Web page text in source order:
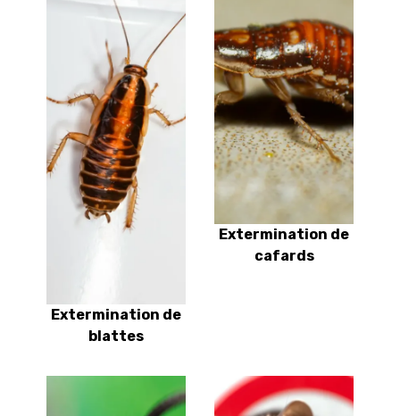
Extermination de
blattes
Extermination de
cafards